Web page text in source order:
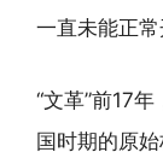
一直未能正常
“文革”前17
国时期的原